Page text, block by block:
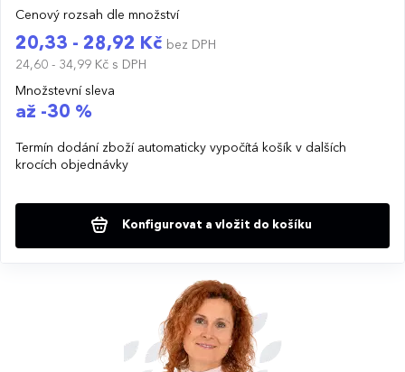
Cenový rozsah dle množství
20,33 - 28,92 Kč bez DPH
24,60 - 34,99 Kč s DPH
Množstevní sleva
až -30 %
Termín dodání zboží automaticky vypočítá košík v dalších
krocích objednávky
Konfigurovat a vložit do košíku